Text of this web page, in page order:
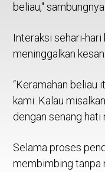
beliau," sambungnya.
Interaksi sehari-hari
meninggalkan
“Keramahan beliau
kami. Kalau
dengan senang hati
Selama proses
membimbing tanpa